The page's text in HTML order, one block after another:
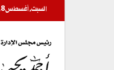
السبت, أغسطس 8, 2026